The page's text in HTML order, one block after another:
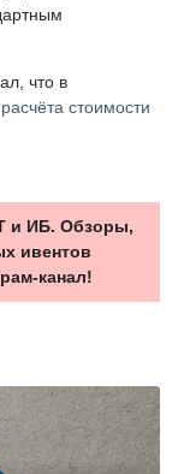
что в
стоимости
и ИБ. Обзоры,
ивентов
канал!